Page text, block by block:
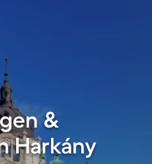
&
Harkány